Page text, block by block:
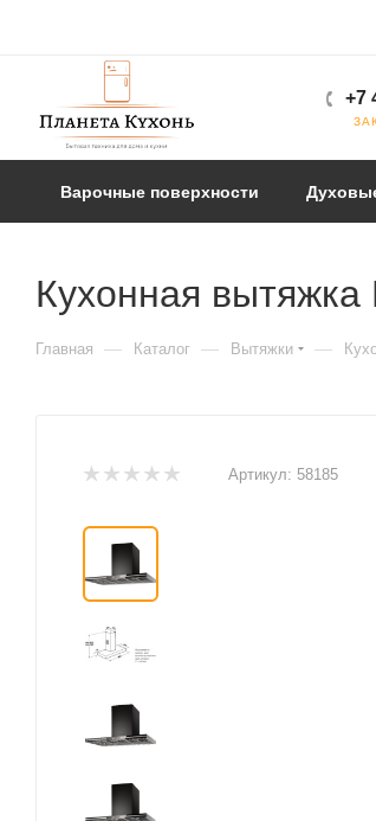
+7
Варочные поверхности
Кухонная
Главная — Каталог — Вытяжки —
Артикул: 58185